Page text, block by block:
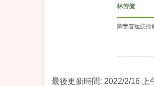
最後更新時間: 2022/2/16 上